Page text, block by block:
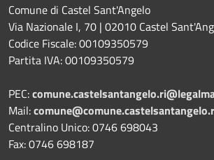
Comune di Castel Sant'Angelo
Via Nazionale I, 70 | 02010 Castel
Codice Fiscale: 00109350579
Partita IVA: 00109350579
PEC:
Mail:
Centralino Unico: 0746 698043
Fax: 0746 698187